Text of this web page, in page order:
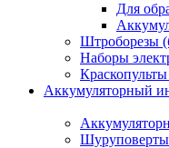
Для
Штроборезы
Наборы
Аккумуляторный
Шуруповерты